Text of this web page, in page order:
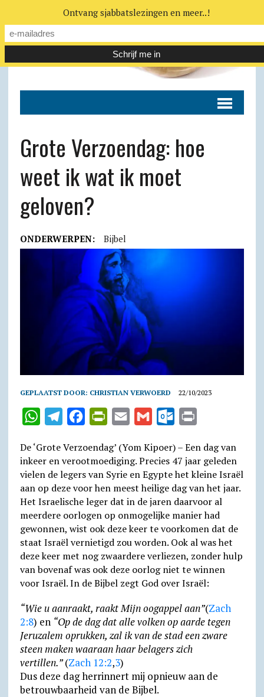
Grote Verzoendag: hoe
weet ik wat ik moet
geloven?
ONDERWERPEN: Bijbel
GEPLAATST DOOR: CHRISTIAN VERWOERD 22/10/2023
W
a
s
A
p
p
T
l
e
g
r
a
m
c
b
o
o
k
i
n
t
F
r
i
e
n
l
y
a
i
l
a
l
t
l
o
o
k
.
c
o
i
n
t
De ‘Grote Verzoendag’ (Yom Kipoer) – Een dag van
inkeer en verootmoediging. Precies 47 jaar geleden
vielen de legers van Syrie en Egypte het kleine Israël
aan op deze voor hen meest heilige dag van het jaar.
Het Israelische leger dat in de jaren daarvoor al
meerdere oorlogen op onmogelijke manier had
gewonnen, wist ook deze keer te voorkomen dat de
staat Israël vernietigd zou worden. Ook al was het
deze keer met nog zwaardere verliezen, zonder hulp
van bovenaf was ook deze oorlog niet te winnen
voor Israël. In de Bijbel zegt God over Israël:
“Wie u aanraakt, raakt Mijn oogappel aan”(Zach
2:8) en “Op de dag dat alle volken op aarde tegen
Jeruzalem oprukken, zal ik van de stad een zware
steen maken waaraan haar belagers zich
vertillen.”(Zach 12:2,3)
Dus deze dag herrinnert mij opnieuw aan de
betrouwbaarheid van de Bijbel.
Ontvang sjabbatslezingen en meer..!